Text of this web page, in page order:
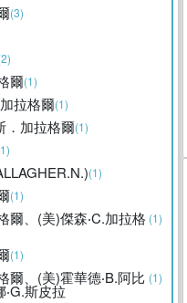
(3)
爾(1)
拉格爾(1)
．加拉格爾(1)
(1)
(1)
爾、(美)傑森‧C.加拉格 (1)
(1)
爾、(美)霍華德‧B.阿比
斯皮拉
(1)